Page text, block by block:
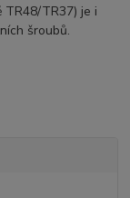
TR48/TR37) je i
šroubů.